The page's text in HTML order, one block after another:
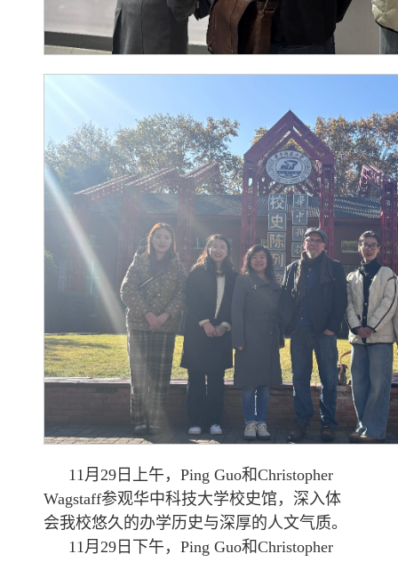
11月29日上午，Ping Guo和Christopher
Wagstaff参观华中科技大学校史馆，深入体
会我校悠久的办学历史与深厚的人文气质。
11月29日下午，Ping Guo和Christopher